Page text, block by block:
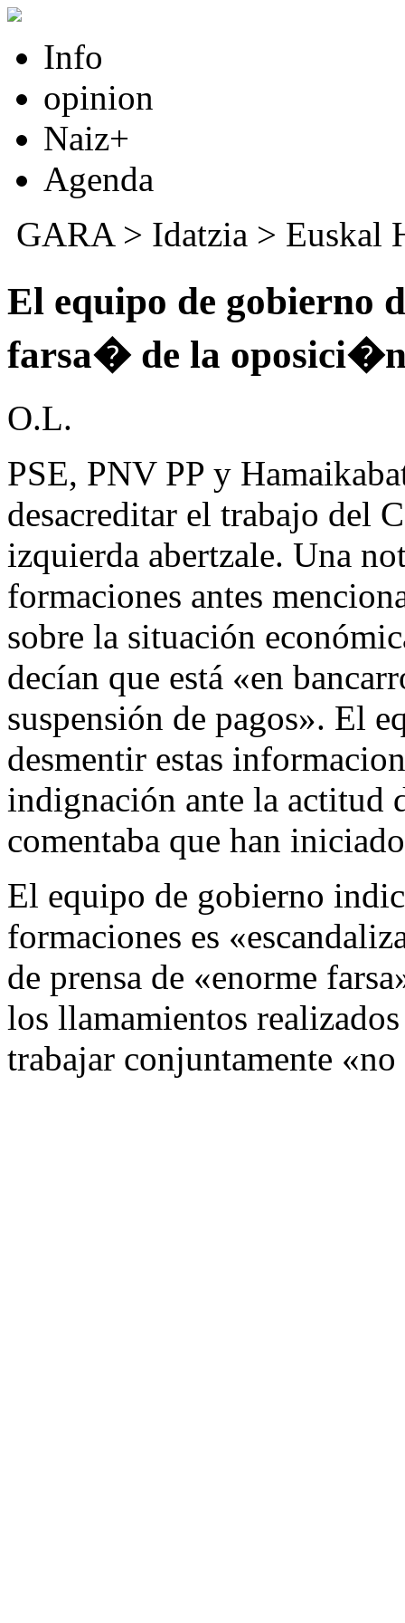
Info
opinion
Naiz+
Agenda
GARA> Idatzia > Euskal
El equipo de gobierno
farsa� de la
O.L.
PSE, PNV PP y
desacreditar el trabajo del
izquierda abertzale. Una
formaciones antes
sobre la situación
decían que está «en
suspensión de pagos». El
desmentir estas
indignación ante la actitud
comentaba que han
El equipo de gobierno
formaciones es
de prensa de «enorme
los llamamientos
trabajar conjuntamente